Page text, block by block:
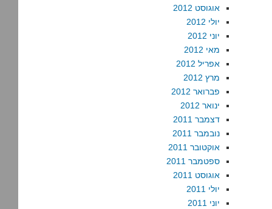
אוגוסט 2012
יולי 2012
יוני 2012
מאי 2012
אפריל 2012
מרץ 2012
פברואר 2012
ינואר 2012
דצמבר 2011
נובמבר 2011
אוקטובר 2011
ספטמבר 2011
אוגוסט 2011
יולי 2011
יוני 2011